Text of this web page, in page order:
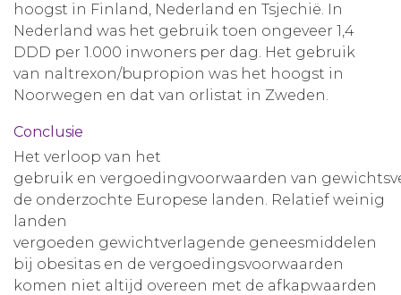
hoogst in Finland, Nederland en Tsjechië. In
Nederland was het gebruik toen ongeveer 1,4
DDD per 1.000 inwoners per dag. Het gebruik
van naltrexon/bupropion was het hoogst in
Noorwegen en dat van orlistat in Zweden.
Conclusie
Het verloop van het
gebruik en vergoedingvoorwaarden van
de onderzochte Europese landen. Relatief weinig
landen
vergoeden gewichtverlagende geneesmiddelen
bij obesitas en de vergoedingsvoorwaarden
komen niet altijd overeen met de afkapwaarden